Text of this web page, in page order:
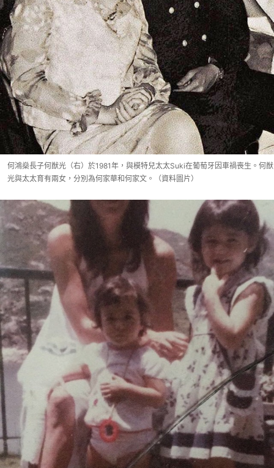
何鴻燊長子何猷光（右）於1981年，與模特兒太太Suki在葡萄牙因車禍喪生。何猷
光與太太育有兩女，分別為何家華和何家文。（資料圖片）